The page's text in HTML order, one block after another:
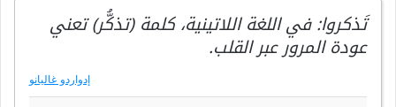
تَذكروا: في اللغة اللاتينية، كلمة (تذكُّر) تعني
عودة المرور عبر القلب.
إدواردو غاليانو